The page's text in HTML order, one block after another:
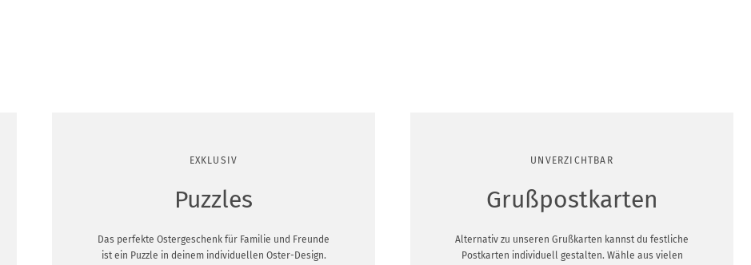
EXKLUSIV
Puzzles
Das perfekte Ostergeschenk für Familie und Freunde
ist ein Puzzle in deinem individuellen Oster-Design.
UNVERZICHTBAR
Grußpostkarten
Alternativ zu unseren Grußkarten kannst du festliche
Postkarten individuell gestalten. Wähle aus vielen